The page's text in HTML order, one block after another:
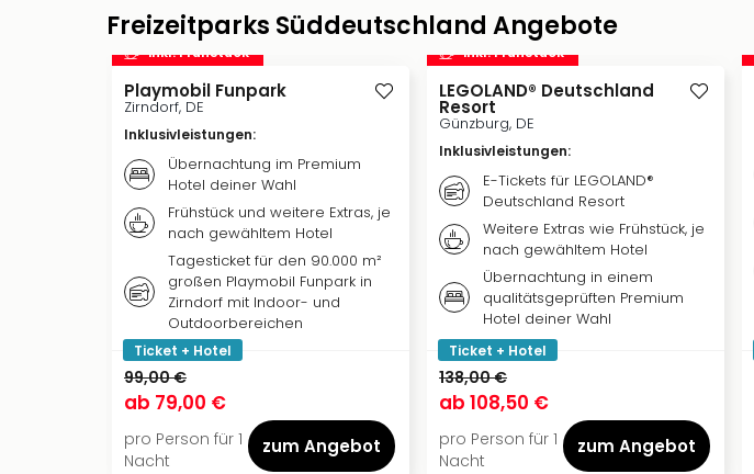
Freizeitparks Süddeutschland Angebote
inkl. Frühstück
Playmobil Funpark
Zirndorf, DE
Inklusivleistungen:
Übernachtung im Premium
Hotel deiner Wahl
Frühstück und weitere Extras, je
nach gewähltem Hotel
Tagesticket für den 90.000 m²
großen Playmobil Funpark in
Zirndorf mit Indoor- und
Outdoorbereichen
Ticket + Hotel
99,00 €
ab 79,00 €
pro Person für 1
Nacht
zum Angebot
inkl. Frühstück
LEGOLAND® Deutschland
Resort
Günzburg, DE
Inklusivleistungen:
E-Tickets für LEGOLAND®
Deutschland Resort
Weitere Extras wie Frühstück, je
nach gewähltem Hotel
Übernachtung in einem
qualitätsgeprüften Premium
Hotel deiner Wahl
Ticket + Hotel
138,00 €
ab 108,50 €
pro Person für 1
Nacht
zum Angebot